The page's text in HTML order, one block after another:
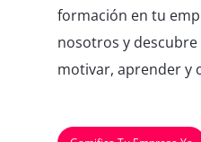
formación en tu
nosotros y
motivar, aprender y